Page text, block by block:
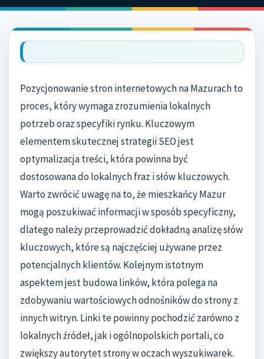
Pozycjonowanie stron internetowych na Mazurach to
proces, który wymaga zrozumienia lokalnych
potrzeb oraz specyfiki rynku. Kluczowym
elementem skutecznej strategii SEO jest
optymalizacja treści, która powinna być
dostosowana do lokalnych fraz i słów kluczowych.
Warto zwrócić uwagę na to, że mieszkańcy Mazur
mogą poszukiwać informacji w sposób specyficzny,
dlatego należy przeprowadzić dokładną analizę słów
kluczowych, które są najczęściej używane przez
potencjalnych klientów. Kolejnym istotnym
aspektem jest budowa linków, która polega na
zdobywaniu wartościowych odnośników do strony z
innych witryn. Linki te powinny pochodzić zarówno z
lokalnych źródeł, jak i ogólnopolskich portali, co
zwiększy autorytet strony w oczach wyszukiwarek.